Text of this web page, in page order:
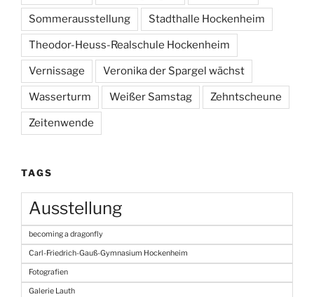
Sommerausstellung Stadthalle Hockenheim
Theodor-Heuss-Realschule Hockenheim
Vernissage Veronika der Spargel wächst
Wasserturm Weißer Samstag Zehntscheune
Zeitenwende
TAGS
Ausstellung
becoming a dragonfly
Carl-Friedrich-Gauß-Gymnasium Hockenheim
Fotografien
Galerie Lauth